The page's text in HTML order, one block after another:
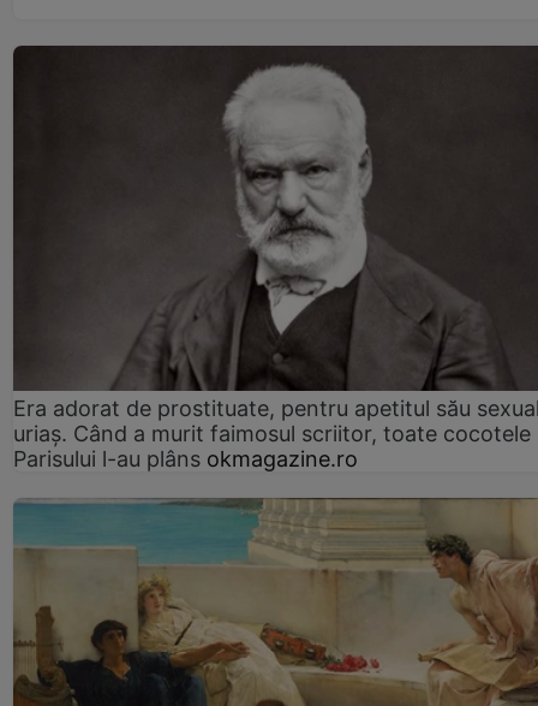
Era adorat de prostituate, pentru apetitul său
uriaș. Când a murit faimosul scriitor, toate cocotele
Parisului l-au plâns okmagazine.ro